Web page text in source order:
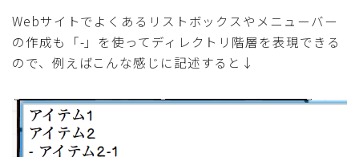
Webサイトでよくあるリストボックスやメニューバー
の作成も「-」を使ってディレクトリ階層を表現できる
ので、例えばこんな感じに記述すると↓